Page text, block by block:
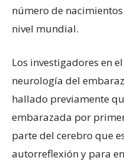
número de
nivel mundial.
Los investigadores en
neurología del
hallado previamente
embarazada por
parte del cerebro que
autorreflexión y para